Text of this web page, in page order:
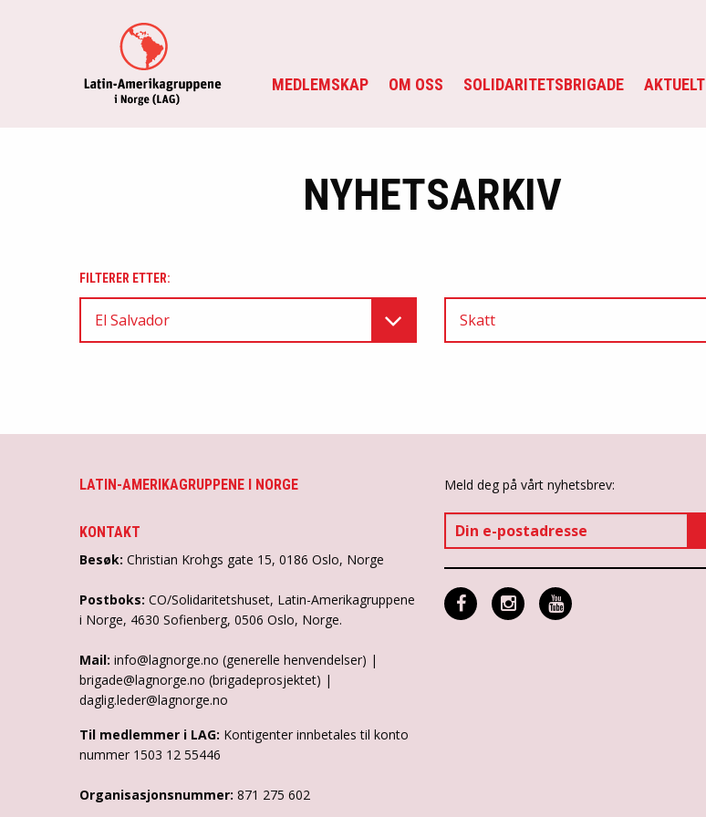
MEDLEMSKAP OM OSS SOLIDARITETSBRIGADE AKTUELT
NYHETSARKIV
FILTERER ETTER:
El Salvador Skatt
LATIN-AMERIKAGRUPPENE I NORGE
KONTAKT
Besøk: Christian Krohgs gate 15, 0186 Oslo, Norge
Postboks: CO/Solidaritetshuset, Latin-Amerikagruppene
i Norge, 4630 Sofienberg, 0506 Oslo, Norge.
Mail: info@lagnorge.no (generelle henvendelser) |
brigade@lagnorge.no (brigadeprosjektet) |
daglig.leder@lagnorge.no
Til medlemmer i LAG: Kontigenter innbetales til konto
nummer 1503 12 55446
Organisasjonsnummer: 871 275 602
Meld deg på vårt nyhetsbrev: